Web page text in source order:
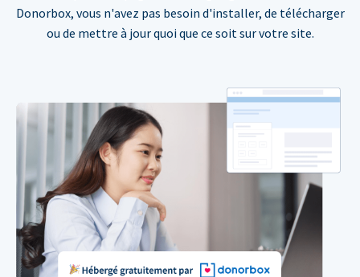
Donorbox, vous n'avez pas besoin d'installer, de télécharger
ou de mettre à jour quoi que ce soit sur votre site.